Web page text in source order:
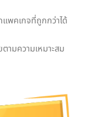
แพคเกจที่ถูกกว่าได้
ามความเหมาะสม